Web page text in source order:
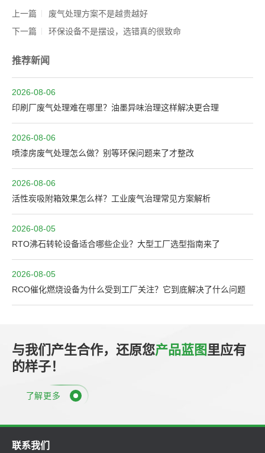
上一篇
废气处理方案不是越贵越好
下一篇
环保设备不是摆设，选错真的很致命
推荐新闻
2026-08-06
印刷厂废气处理难在哪里？油墨异味治理这样解决更合理
2026-08-06
喷漆房废气处理怎么做？别等环保问题来了才整改
2026-08-06
活性炭吸附箱效果怎么样？工业废气治理常见方案解析
2026-08-05
RTO沸石转轮设备适合哪些企业？大型工厂选型指南来了
2026-08-05
RCO催化燃烧设备为什么受到工厂关注？它到底解决了什么问题
与我们产生合作，还原您产品蓝图里应有
的样子！
了解更多
联系我们